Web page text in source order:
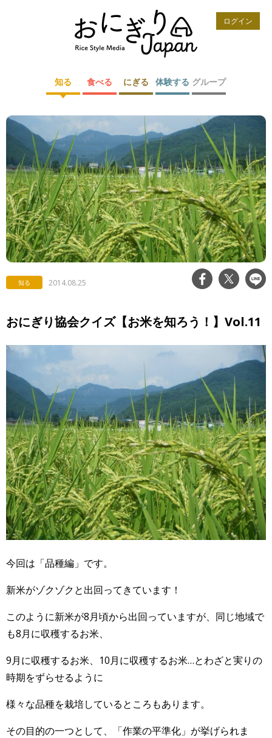
ログイン
知る 食べる にぎる 体験する グループ
知る 2014.08.25
おにぎり協会クイズ【お米を知ろう！】Vol.11
今回は「品種編」です。
新米がゾクゾクと出回ってきています！
このように新米が8月頃から出回っていますが、同じ地域で
も8月に収穫するお米、
9月に収穫するお米、10月に収穫するお米…とわざと実りの
時期をずらせるように
様々な品種を栽培しているところもあります。
その目的の一つとして、「作業の平準化」が挙げられま